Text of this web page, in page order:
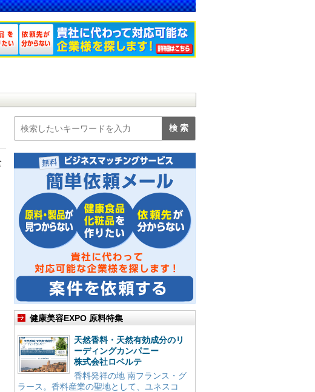
健康美容EXPO 原料特集
天然香料・天然有効成分のリ
ーディングカンパニー
株式会社ロベルテ
香料発祥の地 南フランス・グ
ラース。香料産業の聖地として、ユネスコ